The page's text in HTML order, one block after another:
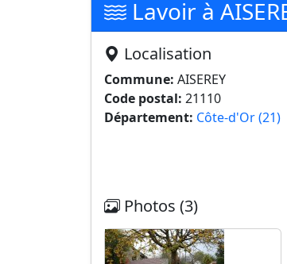
Lavoir à
Localisation
Commune: AISEREY
Code postal: 21110
Département: Côte-d'Or (21)
Photos (3)